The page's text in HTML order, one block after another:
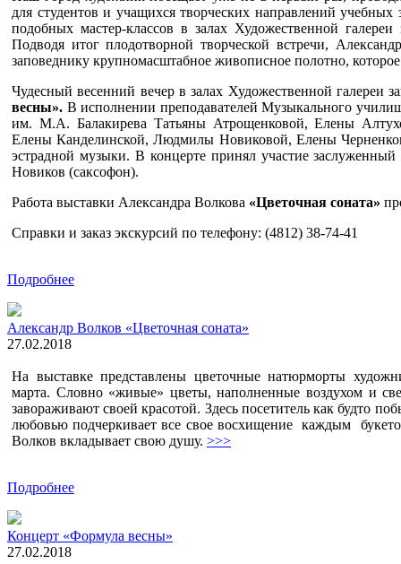
для студентов и учащихся творческих направлений
подобных мастер-классов в залах Художественной
Подводя итог плодотворной творческой встречи,
заповеднику крупномасштабное живописное полотно,
Чудесный весенний вечер в залах Художественной галереи
весны». В исполнении преподавателей Музыкального
им. М.А. Балакирева Татьяны Атрощенковой, Елены
Елены Канделинской, Людмилы Новиковой, Елены
эстрадной музыки. В концерте принял участие
Новиков (саксофон).
Работа выставки Александра Волкова «Цветочная соната»
Справки и заказ экскурсий по телефону: (4812) 38-74-41
Подробнее
Александр Волков «Цветочная соната»
27.02.2018
На выставке представлены цветочные натюрморты
марта. Словно «живые» цветы, наполненные воздухом и
завораживают своей красотой. Здесь посетитель как будто
любовью подчеркивает все свое восхищение каждым
Волков вкладывает свою душу. >>>
Подробнее
Концерт «Формула весны»
27.02.2018